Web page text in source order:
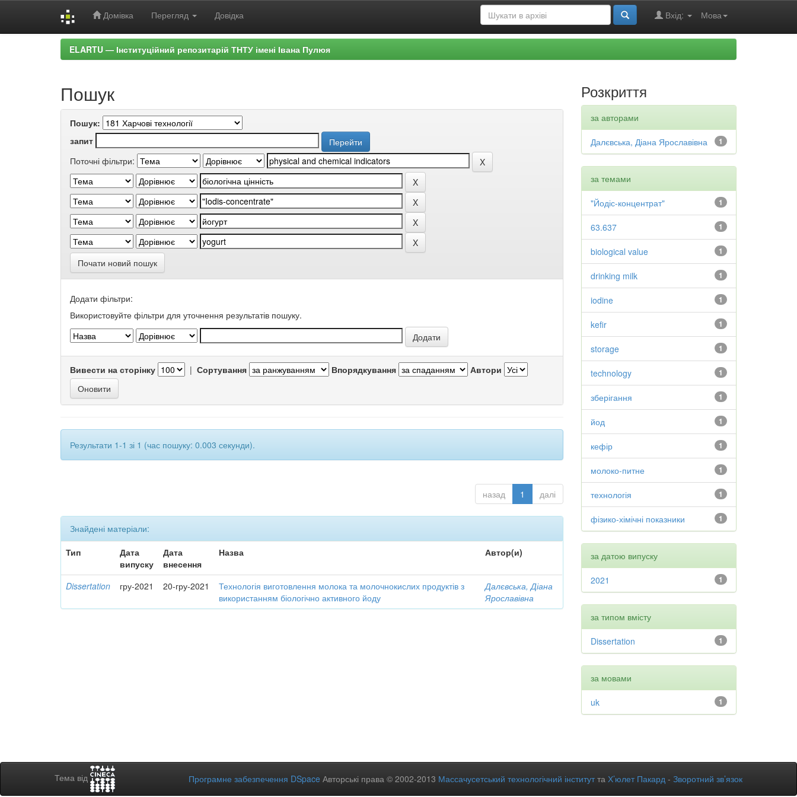
Домівка Перегляд Довідка Мова
Вхід:
ELARTU — Інституційний репозитарій ТНТУ імені Івана Пулюя
Пошук
Пошук:
запит
Поточні фільтри:
Почати новий пошук
Додати фільтри:
Використовуйте фільтри для уточнення результатів пошуку.
Вивести на сторінку | Сортування Впорядкування Автори
Результати 1-1 зі 1 (час пошуку: 0.003 секунди).
назад 1 далі
Знайдені матеріали:
Тип
Дата
випуску
Дата
внесення
Назва Автор(и)
Dissertation гру-2021 20-гру-2021
Технологія виготовлення молока та молочнокислих продуктів з
використанням біологічно активного йоду
Далєвська, Діана
Ярославівна
Розкриття
за авторами
1
Далєвська, Діана Ярославівна
за темами
1
"Йодіс-концентрат"
1
63.637
1
biological value
1
drinking milk
1
iodine
1
kefir
1
storage
1
technology
1
зберігання
1
йод
1
кефір
1
молоко-питне
1
технологія
1
фізико-хімічні показники
за датою випуску
1
2021
за типом вмісту
1
Dissertation
за мовами
1
uk
Тема від Програмне забезпечення DSpace Авторські права © 2002-2013 Массачусетський технологічний інститутта Х’юлет Пакард - Зворотний зв’язок